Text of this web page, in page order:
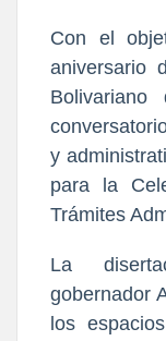
Con el
aniversario
y
para la
Trámites
La
gobernador
los